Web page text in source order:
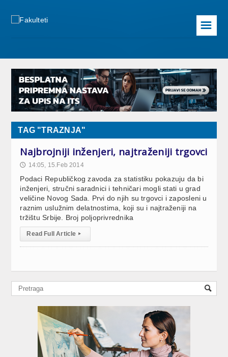
☰
TAG "TRAZNJA"
Najbrojniji inženjeri, najtraženiji trgovci
🕔 14:05, 15.Feb 2014
Podaci Republičkog zavoda za statistiku pokazuju da bi
inženjeri, stručni saradnici i tehničari mogli stati u grad
veličine Novog Sada. Prvi do njih su trgovci i zaposleni u
raznim uslužnim delatnostima, koji su i najtraženiji na
tržištu Srbije. Broj poljoprivrednika
Read Full Article ▸